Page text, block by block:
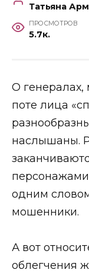
Татьяна
ПРОСМОТРОВ
5.7к.
О генералах,
поте лица
наслышаны.
одним
мошенники.
А вот
облегчения